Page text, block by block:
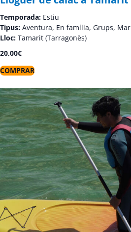
Temporada: Estiu
Tipus: Aventura, En família, Grups, Mar
Lloc: Tamarit (Tarragonès)
20,00€
COMPRAR